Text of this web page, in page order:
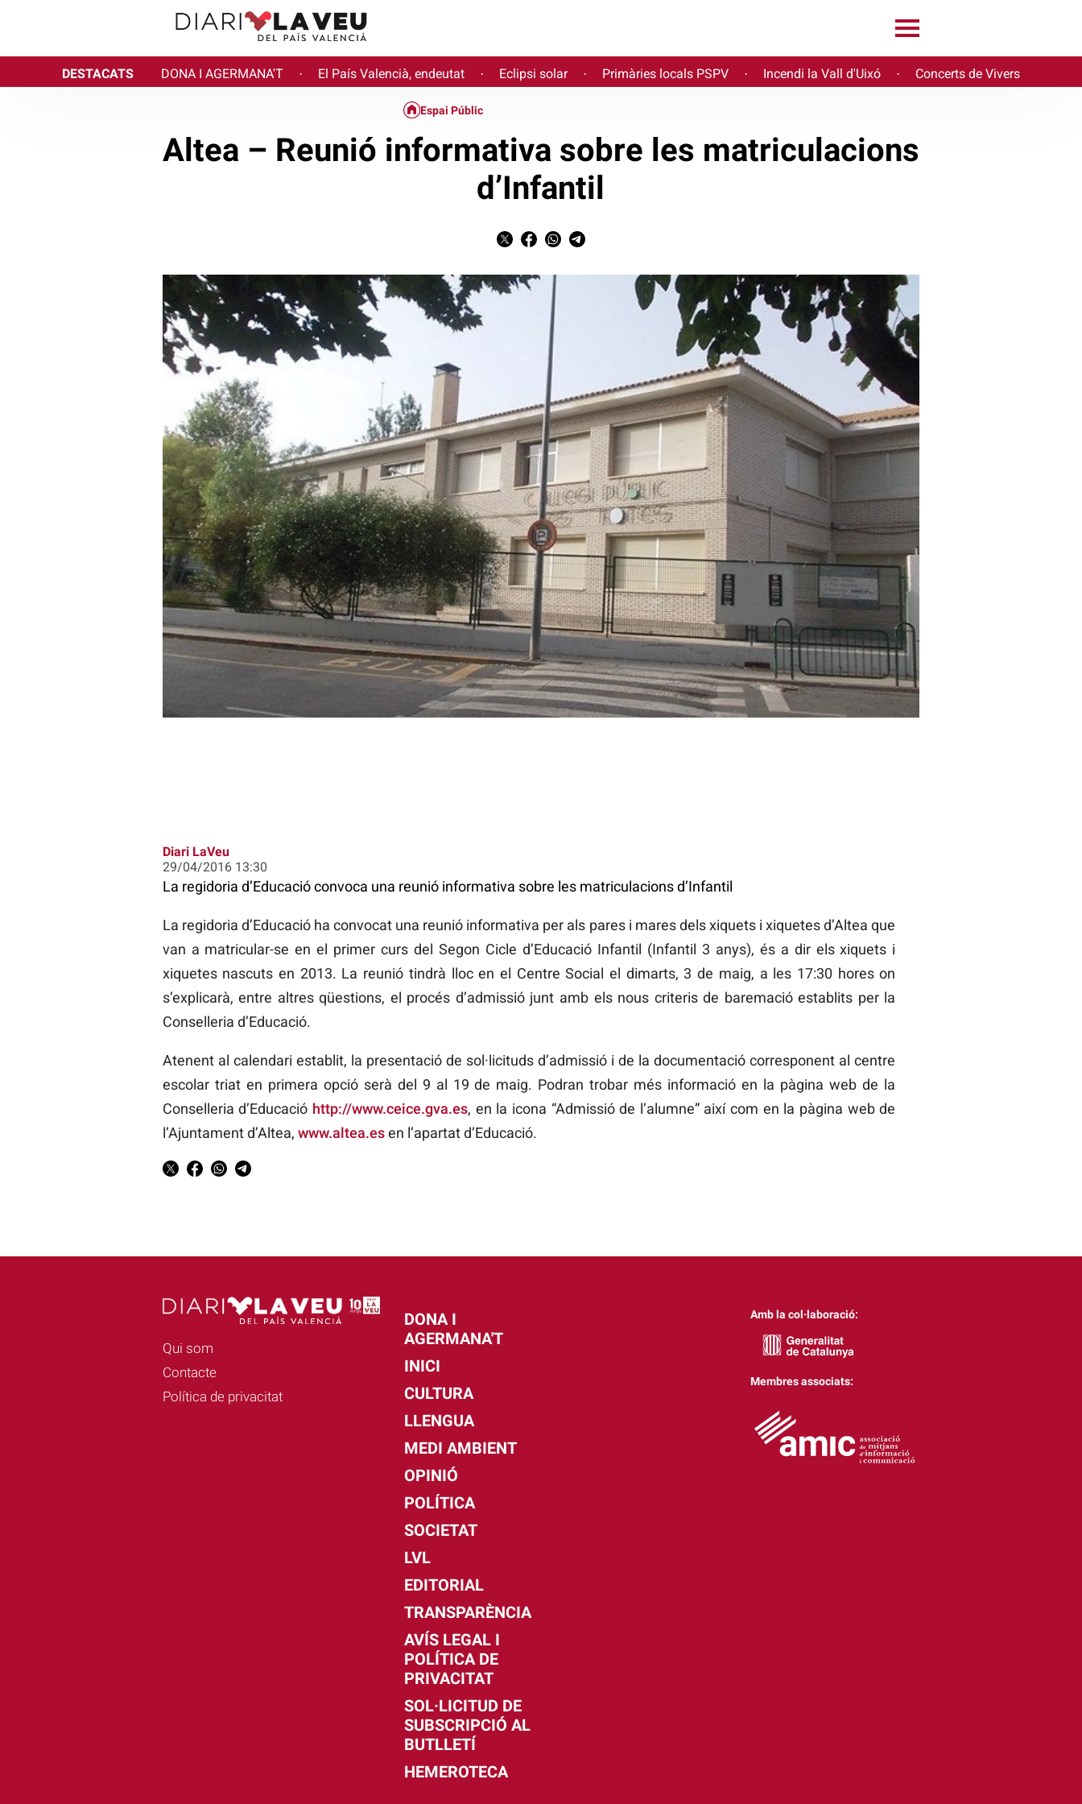
DESTACATS DONA I AGERMANA'T · El País Valencià, endeutat · Eclipsi solar · Primàries locals PSPV · Incendi la Vall d'Uixó · Concerts de Vivers
Espai Públic
Altea – Reunió informativa sobre les matriculacions
d’Infantil
Diari LaVeu
29/04/2016 13:30
La regidoria d’Educació convoca una reunió informativa sobre les matriculacions d’Infantil
La regidoria d’Educació ha convocat una reunió informativa per als pares i mares dels xiquets i xiquetes d’Altea que
van a matricular-se en el primer curs del Segon Cicle d’Educació Infantil (Infantil 3 anys), és a dir els xiquets i
xiquetes nascuts en 2013. La reunió tindrà lloc en el Centre Social el dimarts, 3 de maig, a les 17:30 hores on
s’explicarà, entre altres qüestions, el procés d’admissió junt amb els nous criteris de baremació establits per la
Conselleria d’Educació.
Atenent al calendari establit, la presentació de sol·licituds d’admissió i de la documentació corresponent al centre
escolar triat en primera opció serà del 9 al 19 de maig. Podran trobar més informació en la pàgina web de la
Conselleria d’Educació http://www.ceice.gva.es, en la icona “Admissió de l’alumne” així com en la pàgina web de
l’Ajuntament d’Altea, www.altea.esen l’apartat d’Educació.
Qui som
Contacte
Política de privacitat
DONA I
AGERMANA'T
INICI
CULTURA
LLENGUA
MEDI AMBIENT
OPINIÓ
POLÍTICA
SOCIETAT
LVL
EDITORIAL
TRANSPARÈNCIA
AVÍS LEGAL I
POLÍTICA DE
PRIVACITAT
SOL·LICITUD DE
SUBSCRIPCIÓ AL
BUTLLETÍ
HEMEROTECA
Amb la col·laboració:
Membres associats: